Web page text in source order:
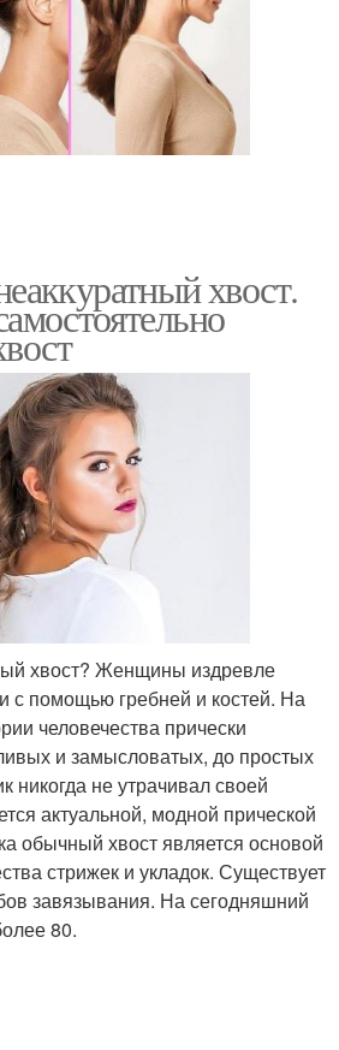
хвост.
хвост? Женщины издревле
с помощью гребней и костей. На
человечества прически
и замысловатых, до простых
никогда не утрачивал своей
актуальной, модной прической
обычный хвост является основой
стрижек и укладок. Существует
завязывания. На сегодняшний
80.